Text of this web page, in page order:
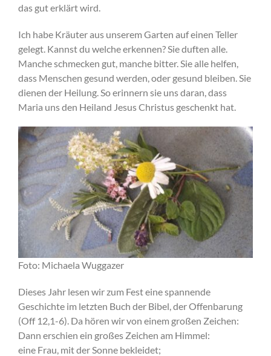
das gut erklärt wird.
Ich habe Kräuter aus unserem Garten auf einen Teller
gelegt. Kannst du welche erkennen? Sie duften alle.
Manche schmecken gut, manche bitter. Sie alle helfen,
dass Menschen gesund werden, oder gesund bleiben. Sie
dienen der Heilung. So erinnern sie uns daran, dass
Maria uns den Heiland Jesus Christus geschenkt hat.
Foto: Michaela Wuggazer
Dieses Jahr lesen wir zum Fest eine spannende
Geschichte im letzten Buch der Bibel, der Offenbarung
(Off 12,1-6). Da hören wir von einem großen Zeichen:
Dann erschien ein großes Zeichen am Himmel:
eine Frau, mit der Sonne bekleidet;